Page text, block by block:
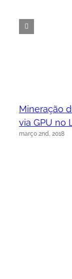
Mineração
via GPU no
março 2nd, 2018